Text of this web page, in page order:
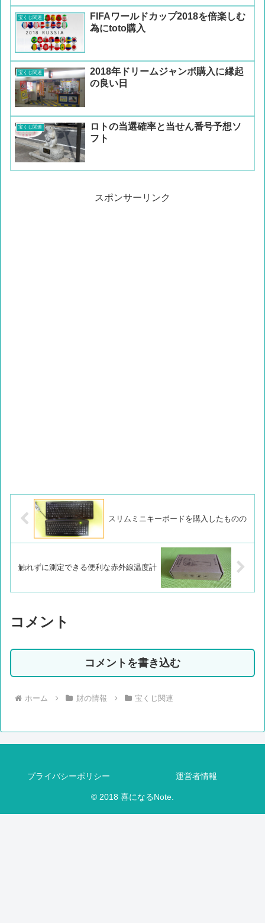
宝くじ関連
FIFAワールドカップ2018を倍楽しむ
為にtoto購入
宝くじ関連
2018年ドリームジャンボ購入に縁起
の良い日
宝くじ関連
ロトの当選確率と当せん番号予想ソ
フト
スポンサーリンク
スリムミニキーボードを購入したものの
触れずに測定できる便利な赤外線温度計
コメント
コメントを書き込む
ホーム 財の情報 宝くじ関連
プライバシーポリシー 運営者情報
© 2018 喜になるNote.